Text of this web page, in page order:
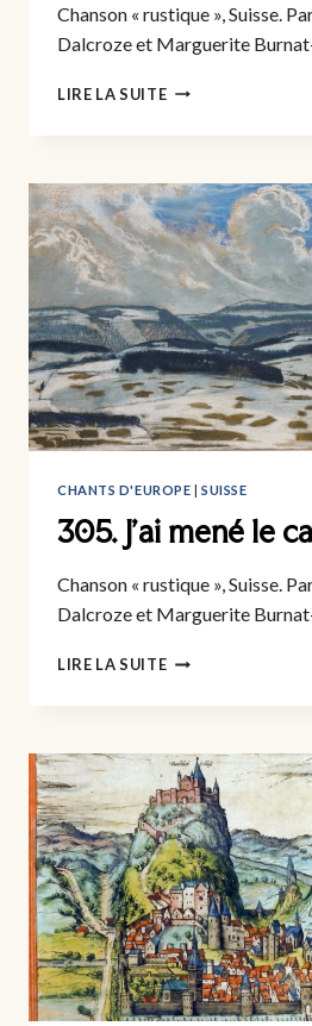
Chanson « rustique », Suisse.
Dalcroze et Marguerite
LIRE LA SUITE306.
SUR
NOUS
CHANTS D'EUROPE |SUISSE
305. J’ai mené le
Chanson « rustique », Suisse.
Dalcroze et Marguerite
LIRE LA SUITE305.
CABRI